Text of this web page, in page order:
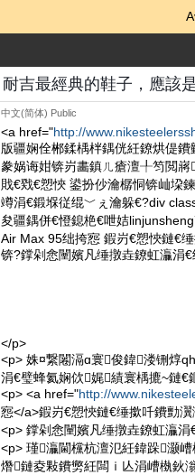
耐吉最經典的鞋子，應該
中文(简体) Public
<a href="http://
版疆娴佺郴鍒楀柈鍝侊紝鐐烘偍
豢娲诲姏锛岃畵鎮ㄦ瘡澶╀笉閲
戝€戣€愬悏 鍙扮仯瀹樼恫锛屾垜
竴涓€鍛堢従绲﹀ぇ瀹躲€?div
夋疆鍝併€憕鎴栬€呭姞
Air Max 95绌挎惌 鍜岃€愬悏鏈€
锛?鐣剁悆闉嬪凡缍撴垚鐐虹灜涓
</p>
<p> 姝¤繋闂滆ɑ寰俊鍏溇铏焞
涓€璧蜂氦娴佽娓績寰楀摝~鏈€
<p> <a href="http://
惌</a>鍜岃€愬悏鏈€缍撳吀鐨勯
<p> 鐣剁悆闉嬪凡缍撴垚鐐虹灜
<p> 瑾灜閫欓杭澶氾紝鍏跺灏
熸鏈夌敤鐨勶紝闆ｉ亾涓嶆槸鈥